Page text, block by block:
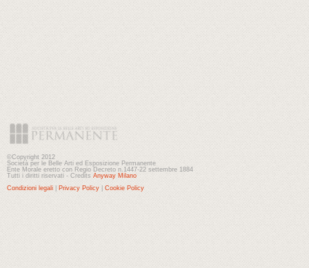
©Copyright 2012
Società per le Belle Arti ed Esposizione Permanente
Ente Morale eretto con Regio Decreto n.1447-22 settembre 1884
Tutti i diritti riservati - Credits Anyway Milano
Condizioni legali
Privacy Policy Cookie Policy